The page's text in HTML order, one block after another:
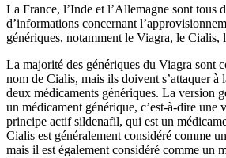
La France, l’Inde et l’Allemagne sont tous
d’informations concernant
génériques, notamment le Viagra, le Cialis,
La majorité des génériques du Viagra sont
nom de Cialis, mais ils doivent s’attaquer à
deux médicaments génériques. La version
un médicament générique, c’est-à-dire une
principe actif sildenafil, qui est un
Cialis est généralement considéré comme
mais il est également considéré comme un